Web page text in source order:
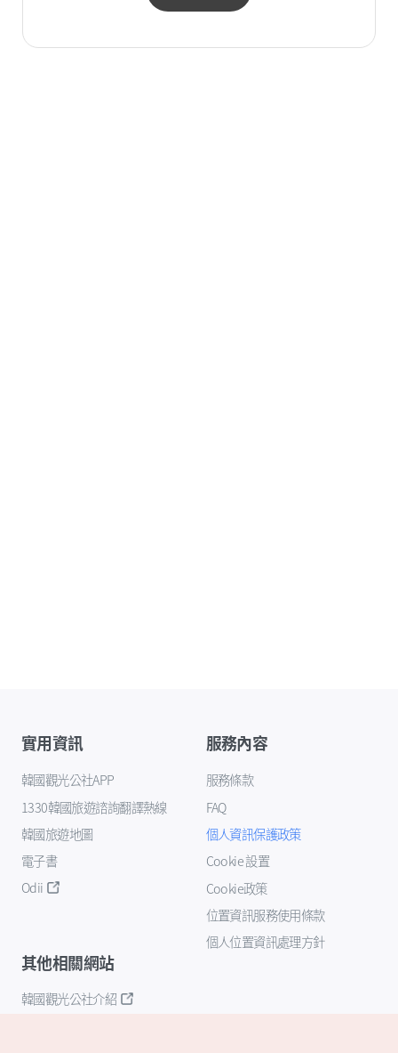
實用資訊
韓國觀光公社APP
1330韓國旅遊諮詢翻譯熱線
韓國旅遊地圖
電子書
Odii
服務內容
服務條款
FAQ
個人資訊保護政策
Cookie 設置
Cookie政策
位置資訊服務使用條款
個人位置資訊處理方針
其他相關網站
韓國觀光公社介紹